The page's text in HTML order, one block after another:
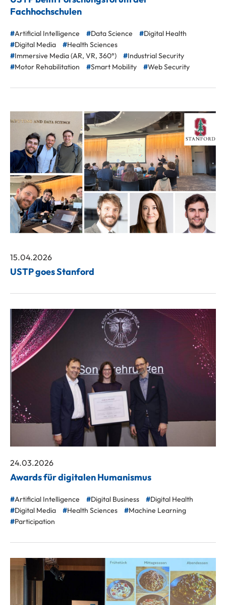
Fachhochschulen
Artificial Intelligence Data Science
Digital Health
Digital Media
Health Sciences
Immersive Media (AR, VR, 360°)
Industrial Security
Motor Rehabilitation
Smart Mobility Web Security
15.04.2026
USTP goes Stanford
24.03.2026
Awards für digitalen Humanismus
Artificial Intelligence Digital Business
Digital Health
Digital Media
Health Sciences
Machine Learning
Participation